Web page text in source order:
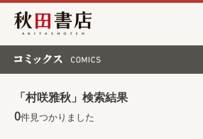
秋田書店
「村咲雅秋」検索結果
0件見つかりました